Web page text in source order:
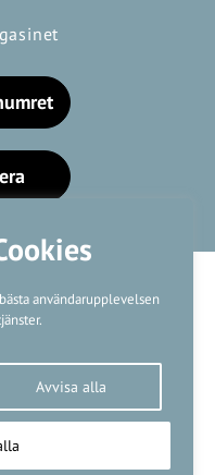
användarupplevelsen
Avvisa alla